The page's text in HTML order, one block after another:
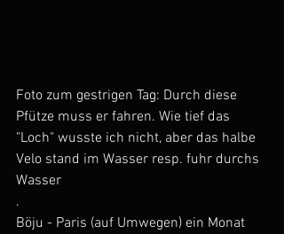
Foto zum gestrigen Tag: Durch diese
Pfütze muss er fahren. Wie tief das
"Loch" wusste ich nicht, aber das halbe
Velo stand im Wasser resp. fuhr durchs
Wasser
.
Böju - Paris (auf Umwegen) ein Monat